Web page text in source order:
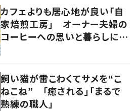
カフェよりも居心地が良い「自
家焙煎工房」 オーナー夫婦の
コーヒーへの思いと暮らしに迫
飼い猫が雷こわくてサメを“こ
ねこね” 「癒される」「まるで
熟練の職人」